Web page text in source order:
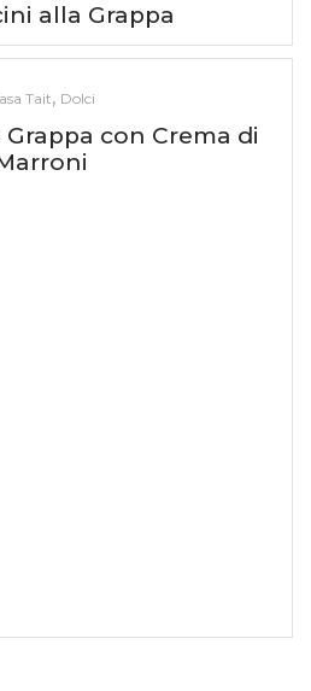
alla Grappa
Tait, Dolci
con Crema di